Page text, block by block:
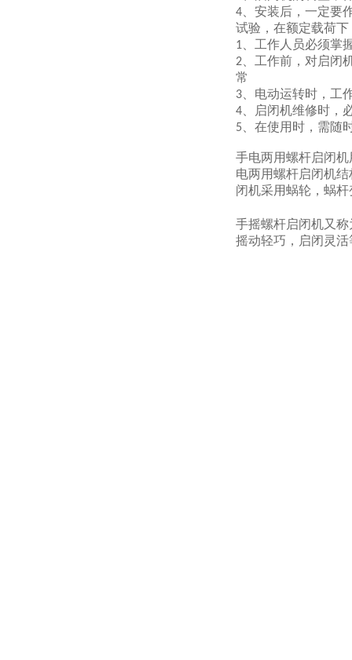
4 、安装后，一定
试验，在额定载荷
1 、工作人员必须
2 、工作前，对启
常
3 、电动运转时，工
4 、启闭机维修时，
5 、在使用时，需
手电两用螺杆启闭
电两用螺杆启闭机
闭机采用蜗轮，蜗
手摇螺杆启闭机又
摇动轻巧，启闭灵